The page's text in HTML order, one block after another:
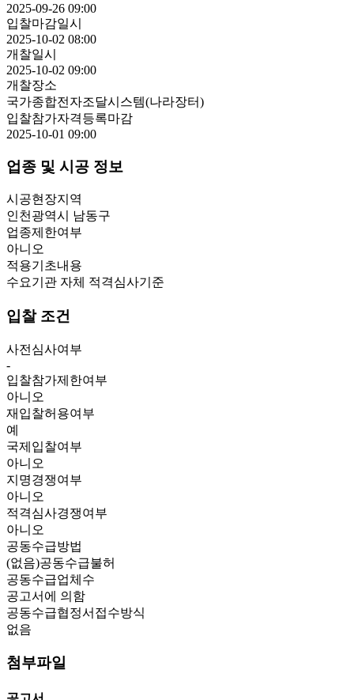
2025-09-26 09:00
입찰마감일시
2025-10-02 08:00
개찰일시
2025-10-02 09:00
개찰장소
국가종합전자조달시스템(나라장터)
입찰참가자격등록마감
2025-10-01 09:00
업종 및 시공 정보
시공현장지역
인천광역시 남동구
업종제한여부
아니오
적용기초내용
수요기관 자체 적격심사기준
입찰 조건
사전심사여부
-
입찰참가제한여부
아니오
재입찰허용여부
예
국제입찰여부
아니오
지명경쟁여부
아니오
적격심사경쟁여부
아니오
공동수급방법
(없음)공동수급불허
공동수급업체수
공고서에 의함
공동수급협정서접수방식
없음
첨부파일